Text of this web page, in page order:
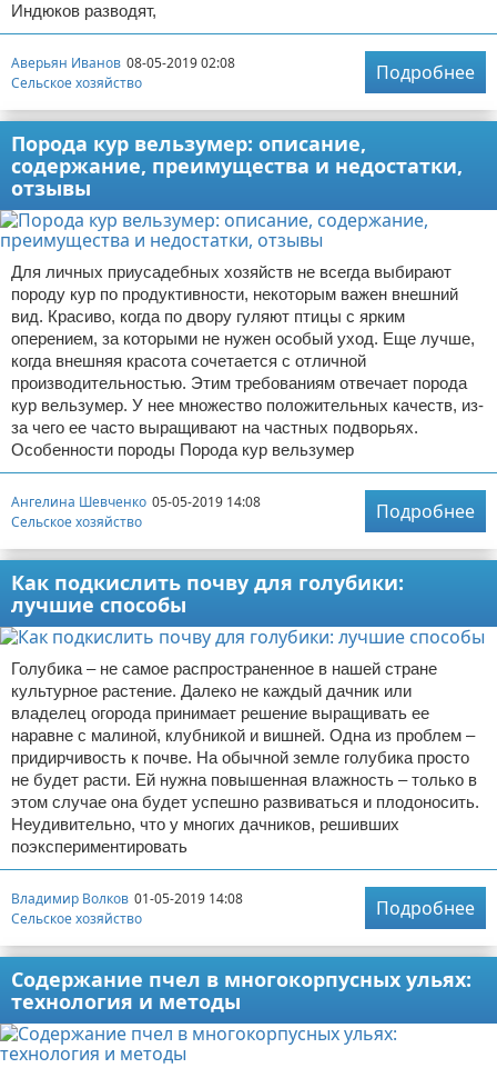
Индюков разводят,
Аверьян Иванов 08-05-2019 02:08
Сельское хозяйство
Подробнее
Порода кур вельзумер: описание,
содержание, преимущества и недостатки,
отзывы
Для личных приусадебных хозяйств не всегда выбирают
породу кур по продуктивности, некоторым важен внешний
вид. Красиво, когда по двору гуляют птицы с ярким
оперением, за которыми не нужен особый уход. Еще лучше,
когда внешняя красота сочетается с отличной
производительностью. Этим требованиям отвечает порода
кур вельзумер. У нее множество положительных качеств, из-
за чего ее часто выращивают на частных подворьях.
Особенности породы Порода кур вельзумер
Ангелина Шевченко 05-05-2019 14:08
Сельское хозяйство
Подробнее
Как подкислить почву для голубики:
лучшие способы
Голубика – не самое распространенное в нашей стране
культурное растение. Далеко не каждый дачник или
владелец огорода принимает решение выращивать ее
наравне с малиной, клубникой и вишней. Одна из проблем –
придирчивость к почве. На обычной земле голубика просто
не будет расти. Ей нужна повышенная влажность – только в
этом случае она будет успешно развиваться и плодоносить.
Неудивительно, что у многих дачников, решивших
поэкспериментировать
Владимир Волков 01-05-2019 14:08
Сельское хозяйство
Подробнее
Содержание пчел в многокорпусных ульях:
технология и методы